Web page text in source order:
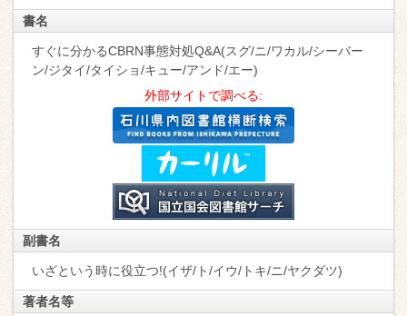
書名
すぐに分かるCBRN事態対処Q&A(スグ/ニ/ワカル/シーバー
ン/ジタイ/タイショ/キュー/アンド/エー)
外部サイトで調べる:
副書名
いざという時に役立つ!(イザ/ト/イウ/トキ/ニ/ヤクダツ)
著者名等